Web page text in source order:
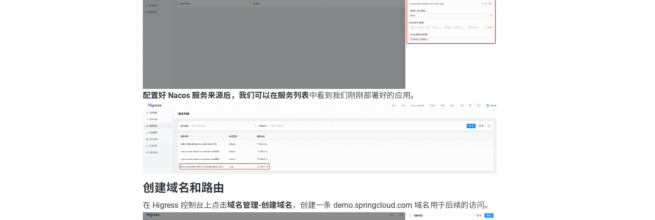
配置好 Nacos 服务来源后，我们可以在服务列表中看到我们刚刚部署好的应用。
创建域名和路由
在 Higress 控制台上点击域名管理-创建域名 ，创建一条 demo.springcloud.com 域名用于后续的访问。